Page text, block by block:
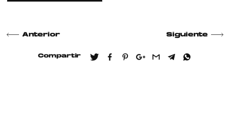
Anterior Siguiente
Compartir